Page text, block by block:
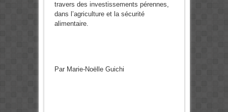
travers des investissements pérennes,
dans l’agriculture et la sécurité
alimentaire.
Par Marie-Noëlle Guichi